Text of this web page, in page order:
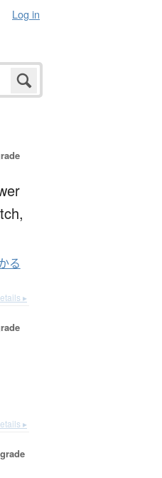
Log in
る
▸
▸